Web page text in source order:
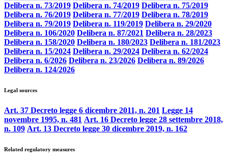
Delibera n. 73/2019 Delibera n. 74/2019 Delibera n. 75/2019
Delibera n. 76/2019 Delibera n. 77/2019 Delibera n. 78/2019
Delibera n. 79/2019 Delibera n. 119/2019 Delibera n. 29/2020
Delibera n. 106/2020 Delibera n. 87/2021 Delibera n. 28/2023
Delibera n. 158/2020 Delibera n. 180/2023 Delibera n. 181/2023
Delibera n. 15/2024 Delibera n. 29/2024 Delibera n. 62/2024
Delibera n. 6/2026 Delibera n. 23/2026 Delibera n. 89/2026
Delibera n. 124/2026
Legal sources
Art. 37 Decreto legge 6 dicembre 2011, n. 201 Legge 14
novembre 1995, n. 481 Art. 16 Decreto legge 28 settembre 2018,
n. 109 Art. 13 Decreto legge 30 dicembre 2019, n. 162
Related regulatory measures